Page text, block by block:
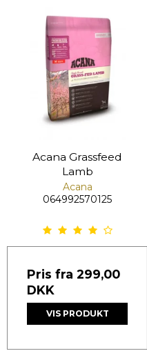
Acana Grassfeed
Lamb
Acana
064992570125
Pris fra 299,00
DKK
VIS PRODUKT